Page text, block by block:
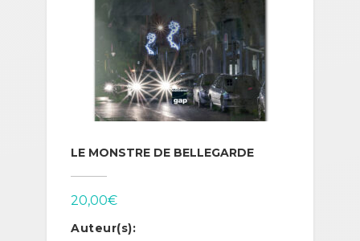
LE MONSTRE DE BELLEGARDE
20,00€
Auteur(s):